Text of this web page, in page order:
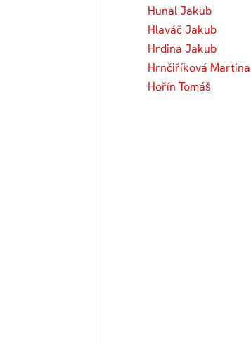
Hunal Jakub
Hlaváč Jakub
Hrdina Jakub
Hrnčiříková Martina
Hořín Tomáš